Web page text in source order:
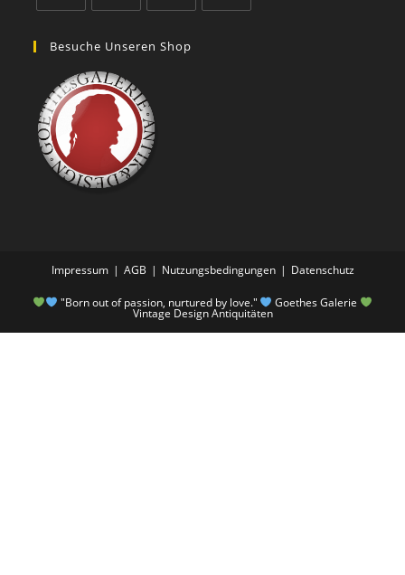
Besuche Unseren Shop
Impressum AGB Nutzungsbedingungen Datenschutz
"Born out of passion, nurtured by love." Goethes Galerie
Vintage Design Antiquitäten